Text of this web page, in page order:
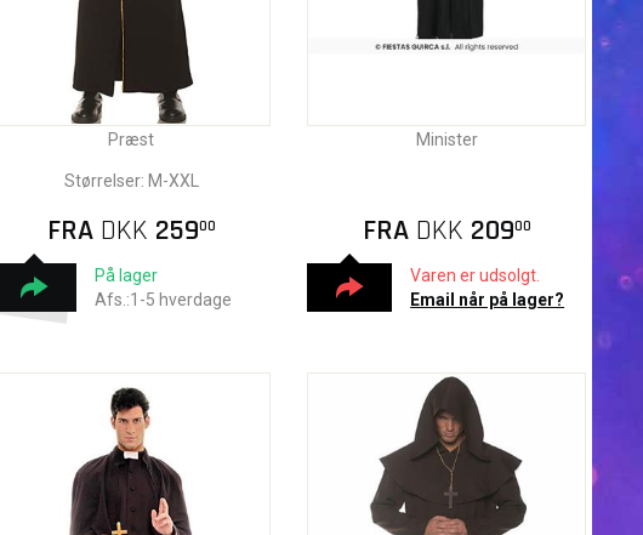
Præst
Størrelser: M-XXL
FRA DKK 25900
På lager
Afs.:1-5 hverdage
Minister
FRA DKK 20900
Varen er udsolgt.
Email når på lager?